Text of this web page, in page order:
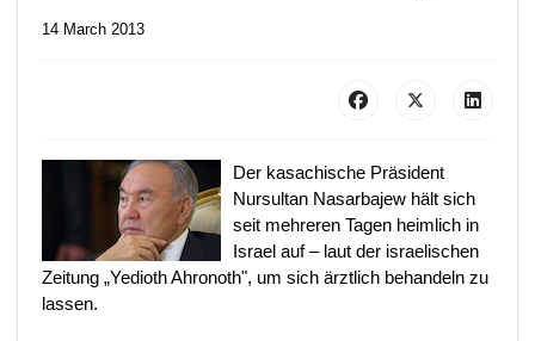
14 March 2013
Der kasachische Präsident
Nursultan Nasarbajew hält sich
seit mehreren Tagen heimlich in
Israel auf – laut der israelischen
Zeitung „Yedioth Ahronoth", um sich ärztlich behandeln zu
lassen.